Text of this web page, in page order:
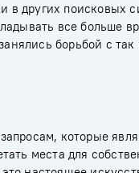
в других поисковых
все больше
борьбой с
которые
места для